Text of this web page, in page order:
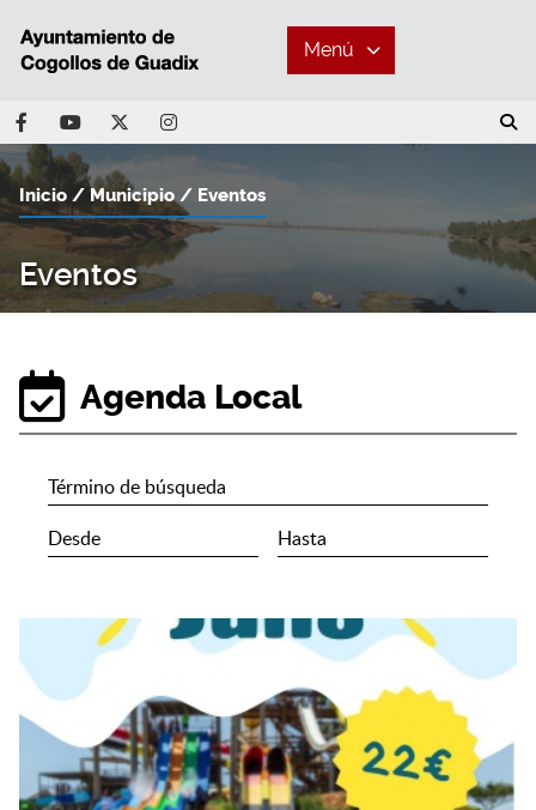
Menú
Eventos
Inicio Municipio Eventos
Agenda Local